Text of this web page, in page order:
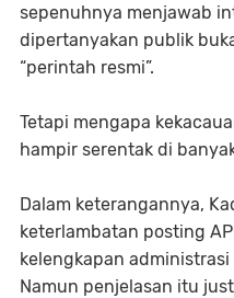
sepenuhnya menjawab
dipertanyakan publik
“perintah resmi”.
Tetapi mengapa
hampir serentak di
Dalam keterangannya,
keterlambatan posting
kelengkapan
Namun penjelasan itu